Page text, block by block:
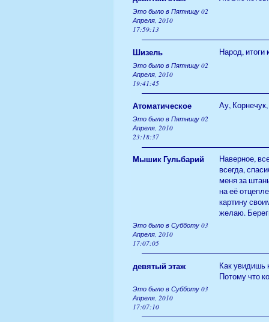
Это было в Пятницу 02
Апреля, 2010
17:59:13
Шизель Народ,
Это было в Пятницу 02
Апреля, 2010
19:41:45
Атоматическое Ау,
Это было в Пятницу 02
Апреля, 2010
23:18:37
Мышик Гульбарий
Наверное,
всегда,
меня за
на её
картину
желаю.
Это было в Субботу 03
Апреля, 2010
17:07:05
девятый этаж
Как увидишь
Потому что
Это было в Субботу 03
Апреля, 2010
17:07:10